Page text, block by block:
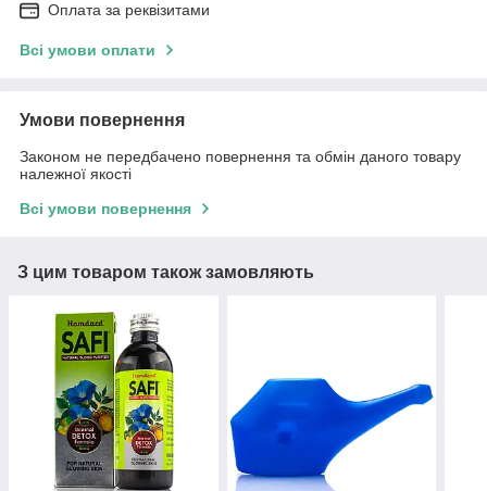
Оплата за реквізитами
Всі умови оплати
Умови повернення
Законом не передбачено повернення та обмін даного товару
належної якості
Всі умови повернення
З цим товаром також замовляють